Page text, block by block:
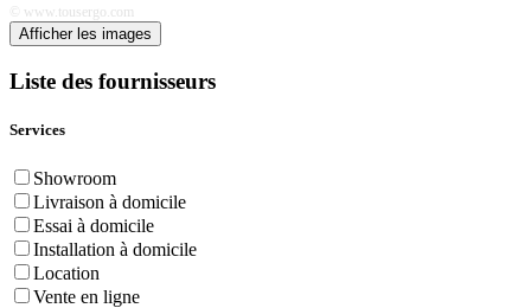
© www.tousergo.com
Afficher les images
Liste des fournisseurs
Services
Showroom
Livraison à domicile
Essai à domicile
Installation à domicile
Location
Vente en ligne